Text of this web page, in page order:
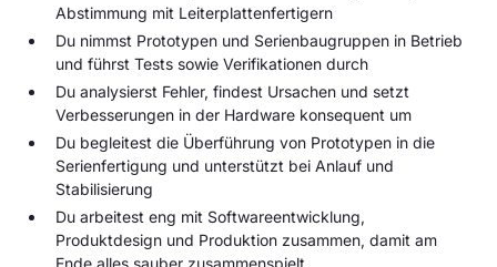
Abstimmung mit Leiterplattenfertigern
Du nimmst Prototypen und Serienbaugruppen in Betrieb
und führst Tests sowie Verifikationen durch
Du analysierst Fehler, findest Ursachen und setzt
Verbesserungen in der Hardware konsequent um
Du begleitest die Überführung von Prototypen in die
Serienfertigung und unterstützt bei Anlauf und
Stabilisierung
Du arbeitest eng mit Softwareentwicklung,
Produktdesign und Produktion zusammen, damit am
Ende alles sauber zusammenspielt